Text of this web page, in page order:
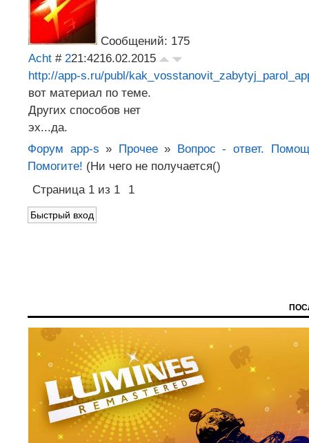
Сообщений: 175
Acht # 221:4216.02.2015
http://app-s.ru/publ/
вот материал по теме.
Других способов нет
эх...да.
Форум app-s » Прочее » Вопрос - ответ.
Помогите! (Ни чего не получается()
Страница 1 из 1 1